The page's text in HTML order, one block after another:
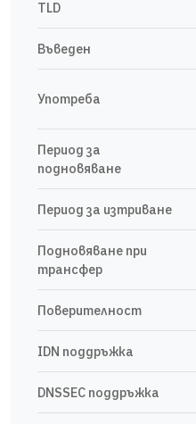
TLD
Въведен
Употреба
Период за
подновяване
Период за изтриване
Подновяване при
трансфер
Поверителност
IDN поддръжка
DNSSEC поддръжка